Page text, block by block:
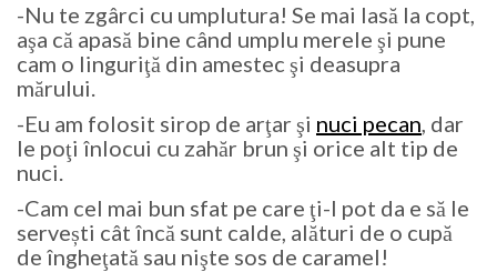
-Nu te zgârci cu umplutura! Se mai lasă la copt,
aşa că apasă bine când umplu merele şi pune
cam o linguriţă din amestec şi deasupra
mărului.
-Eu am folosit sirop de arţar şi nuci pecan, dar
le poţi înlocui cu zahăr brun şi orice alt tip de
nuci.
-Cam cel mai bun sfat pe care ţi-l pot da e să le
servești cât încă sunt calde, alături de o cupă
de îngheţată sau nişte sos de caramel!